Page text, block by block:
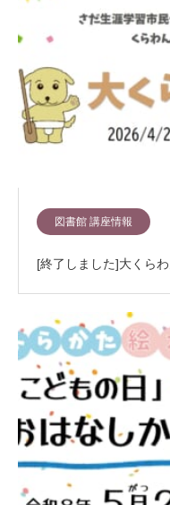
図書館 講座情報
[終了しました]大くら